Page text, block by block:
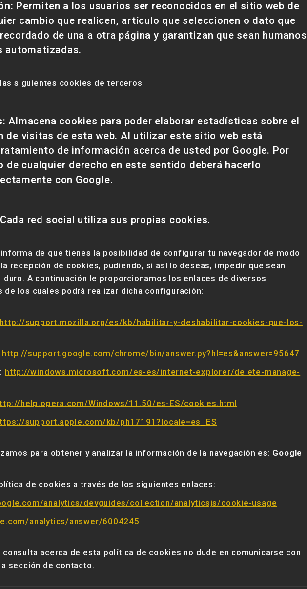
: Permiten a los usuarios ser reconocidos en el sitio web de
cambio que realicen, artículo que seleccionen o dato que
de una a otra página y garantizan que sean humanos
automatizadas.
siguientes cookies de terceros:
: Almacena cookies para poder elaborar estadísticas sobre el
de visitas de esta web. Al utilizar este sitio web está
de información acerca de usted por Google. Por
de cualquier derecho en este sentido deberá hacerlo
con Google.
red social utiliza sus propias cookies.
de que tienes la posibilidad de configurar tu navegador de modo
recepción de cookies, pudiendo, si así lo deseas, impedir que sean
duro. A continuación le proporcionamos los enlaces de diversos
de los cuales podrá realizar dicha configuración:
http://support.mozilla.org/es/kb/habilitar-y-deshabilitar-cookies-que-los-
http://support.google.com/chrome/bin/answer.py?hl=es&answer=95647
http://windows.microsoft.com/es-es/internet-explorer/delete-manage-
help.opera.com/Windows/11.50/es-ES/cookies.html
support.apple.com/kb/ph17191?locale=es_ES
para obtener y analizar la información de la navegación es: Google
de cookies a través de los siguientes enlaces:
analytics/devguides/collection/analyticsjs/cookie-usage
analytics/answer/6004245
consulta acerca de esta política de cookies no dude en comunicarse con
sección de contacto.